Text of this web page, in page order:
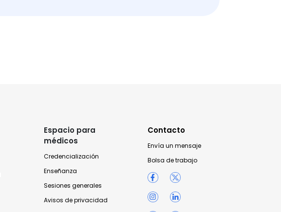
Espacio para
médicos
Credencialización
Enseñanza
Sesiones generales
Avisos de privacidad
Contacto
Envía un mensaje
Bolsa de trabajo